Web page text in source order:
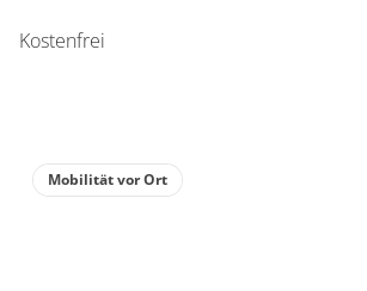
Kostenfrei
Mobilität vor Ort